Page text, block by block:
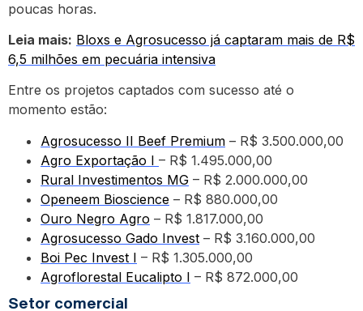
poucas horas.
Leia mais: Bloxs e Agrosucesso já captaram mais de R$
6,5 milhões em pecuária intensiva
Entre os projetos captados com sucesso até o
momento estão:
Agrosucesso II Beef Premium – R$ 3.500.000,00
Agro Exportação I – R$ 1.495.000,00
Rural Investimentos MG – R$ 2.000.000,00
Openeem Bioscience – R$ 880.000,00
Ouro Negro Agro – R$ 1.817.000,00
Agrosucesso Gado Invest – R$ 3.160.000,00
Boi Pec Invest I – R$ 1.305.000,00
Agroflorestal Eucalipto I – R$ 872.000,00
Setor comercial